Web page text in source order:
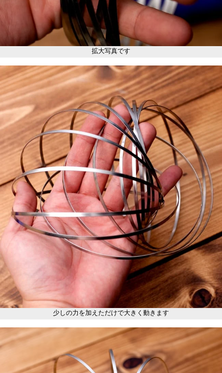
拡大写真です
少しの力を加えただけで大きく動きます